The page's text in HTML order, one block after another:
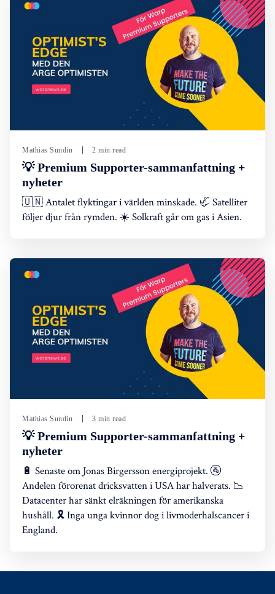
Mathias Sundin 2 min read
💡 Premium Supporter-sammanfattning +
nyheter
🇺🇳 Antalet flyktingar i världen minskade. 🦏 Satelliter
följer djur från rymden. ☀️ Solkraft går om gas i Asien.
Mathias Sundin 3 min read
💡 Premium Supporter-sammanfattning +
nyheter
🔋 Senaste om Jonas Birgersson energiprojekt. 🚰
Andelen förorenat dricksvatten i USA har halverats. 📉
Datacenter har sänkt elräkningen för amerikanska
hushåll. 🎗️ Inga unga kvinnor dog i livmoderhalscancer i
England.